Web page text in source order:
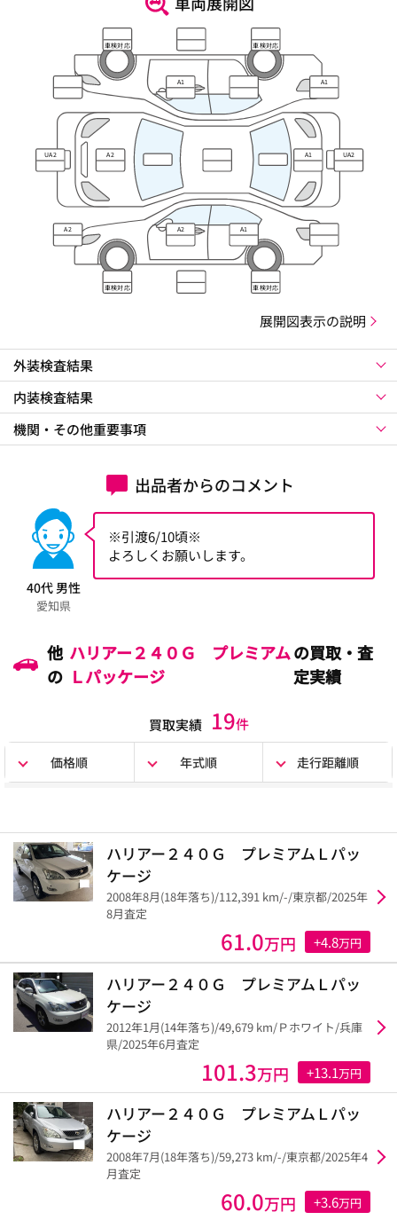
車検対応 車検対応
A1 A1
UA2 A2 A1 UA2
A2 A2 A1
車検対応 車検対応
展開図表示の説明
外装検査結果
内装検査結果
機関・その他重要事項
出品者からのコメント
40代 男性
愛知県
※引渡6/10頃※
よろしくお願いします。
他
の
ハリアー２４０Ｇ プレミアム
Ｌパッケージ
の買取・査
定実績
買取実績 19件
価格順 年式順 走行距離順
ハリアー２４０Ｇ プレミアムＬパッ
ケージ
2008年8月(18年落ち)/112,391 km/-/東京都/2025年
8月査定
61.0万円 +4.8万円
ハリアー２４０Ｇ プレミアムＬパッ
ケージ
2012年1月(14年落ち)/49,679 km/Ｐホワイト/兵庫
県/2025年6月査定
101.3万円 +13.1万円
ハリアー２４０Ｇ プレミアムＬパッ
ケージ
2008年7月(18年落ち)/59,273 km/-/東京都/2025年4
月査定
60.0万円 +3.6万円